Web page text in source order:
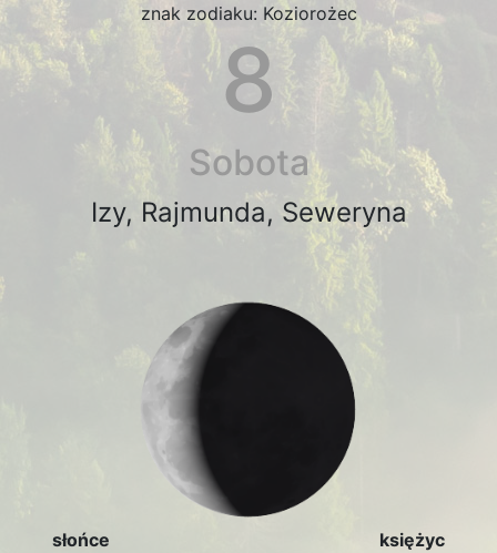
znak zodiaku: Koziorożec
8
Sobota
Izy, Rajmunda, Seweryna
słońce
księżyc